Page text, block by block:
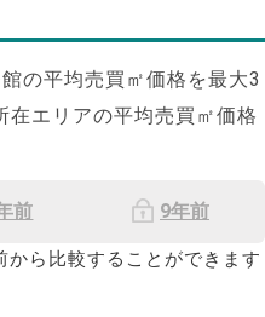
の平均売買㎡価格を最大3
在エリアの平均売買㎡価格
前 9年前
ら比較することができます